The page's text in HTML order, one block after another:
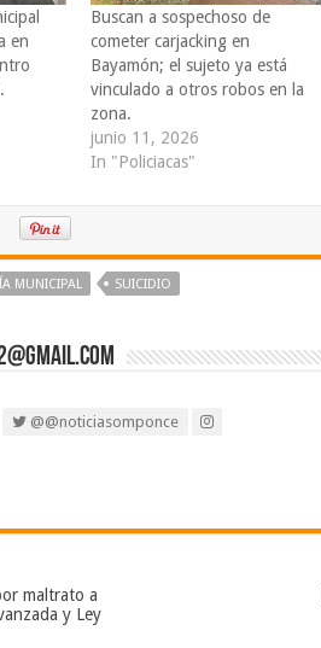
en
Buscan a sospechoso de
cometer carjacking en
Bayamón; el sujeto ya está
vinculado a otros robos en la
zona.
junio 11, 2026
In "Policiacas"
MUNICIPAL SUICIDIO
@@noticiasomponce
maltrato a
y Ley